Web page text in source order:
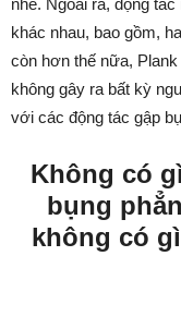
nhé. Ngoài ra, động
khác nhau, bao gồm,
còn hơn thế nữa,
không gây ra bất kỳ
với các động tác gập
Không có
bụng
không có